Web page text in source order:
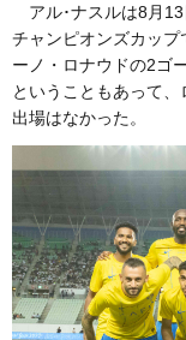
アル･ナスルは8月13
チャンピオンズカッ
ーノ・ロナウドの2ゴ
ということもあって
出場はなかった。